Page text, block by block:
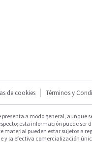
de cookies Términos y
a modo general, aunque
esta información puede ser
material pueden estar sujetos a
y la efectiva comercialización